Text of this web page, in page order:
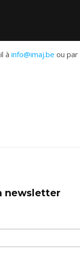
à info@imaj.be ou
newsletter